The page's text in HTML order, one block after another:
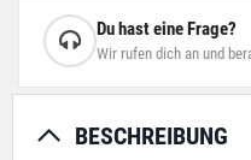
Du hast eine Frage?
Wir rufen dich an und
BESCHREIBUNG